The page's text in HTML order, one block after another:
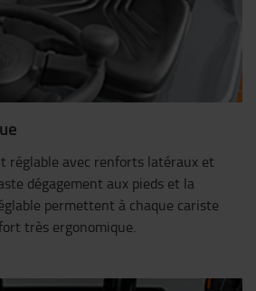
réglable avec renforts latéraux et
dégagement aux pieds et la
permettent à chaque cariste
très ergonomique.